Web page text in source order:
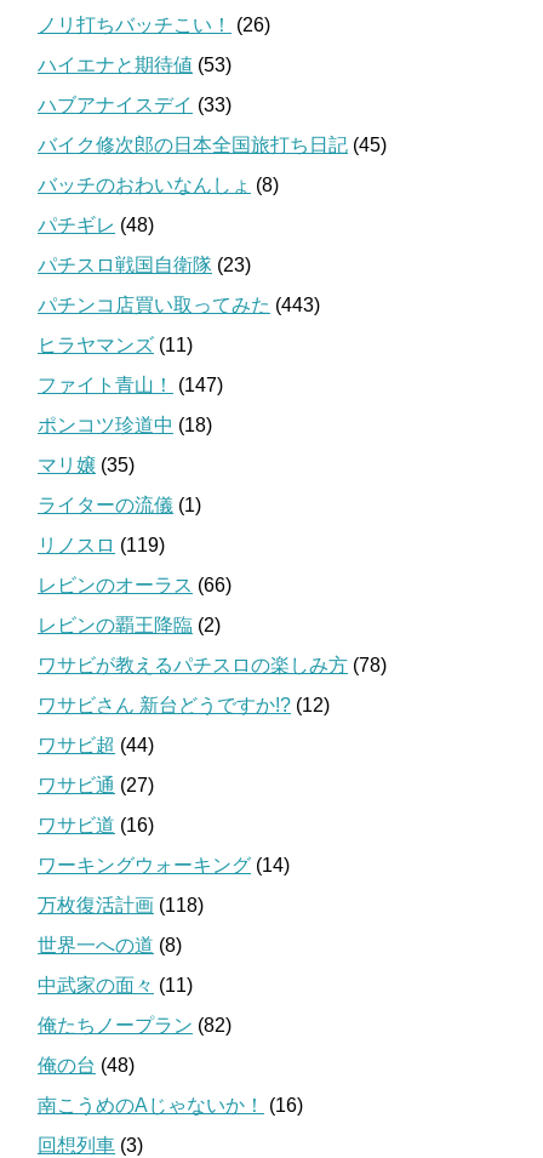
ノリ打ちバッチこい！
(26)
ハイエナと期待値 (53)
ハブアナイスデイ (33)
バイク修次郎の日本全国旅打ち日記 (45)
バッチのおわいなんしょ (8)
パチギレ (48)
パチスロ戦国自衛隊 (23)
パチンコ店買い取ってみた (443)
ヒラヤマンズ (11)
ファイト青山！
(147)
ポンコツ珍道中 (18)
マリ嬢 (35)
ライターの流儀 (1)
リノスロ (119)
レビンのオーラス (66)
レビンの覇王降臨 (2)
ワサビが教えるパチスロの楽しみ方 (78)
ワサビさん 新台どうですか!? (12)
ワサビ超 (44)
ワサビ通 (27)
ワサビ道 (16)
ワーキングウォーキング (14)
万枚復活計画 (118)
世界一への道 (8)
中武家の面々 (11)
俺たちノープラン (82)
俺の台 (48)
南こうめのAじゃないか！
(16)
回想列車 (3)